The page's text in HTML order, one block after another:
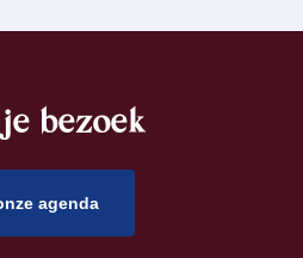
bezoek
agenda